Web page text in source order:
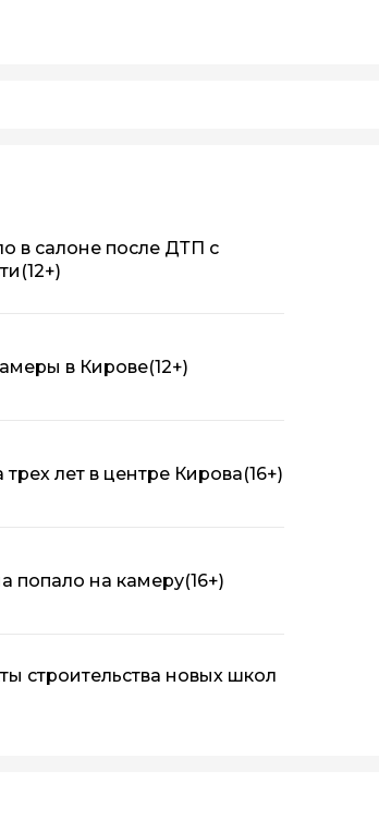
в салоне после ДТП с
(12+)
в Кирове(12+)
лет в центре Кирова(16+)
попало на камеру(16+)
строительства новых школ